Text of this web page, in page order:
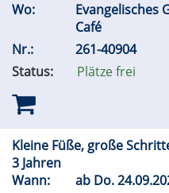
Wo:
Evangelisches
Café
Nr.:
261-40904
Status:
Plätze frei
Kleine Füße, große
3 Jahren
Wann:
ab Do.